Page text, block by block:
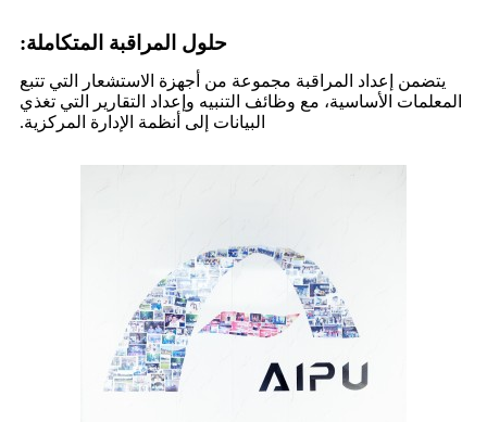
حلول المراقبة المتكاملة:
يتضمن إعداد المراقبة مجموعة من أجهزة الاستشعار التي تتبع
المعلمات الأساسية، مع وظائف التنبيه وإعداد التقارير التي تغذي
البيانات إلى أنظمة الإدارة المركزية.